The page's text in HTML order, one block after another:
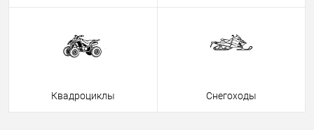
Квадроциклы Снегоходы